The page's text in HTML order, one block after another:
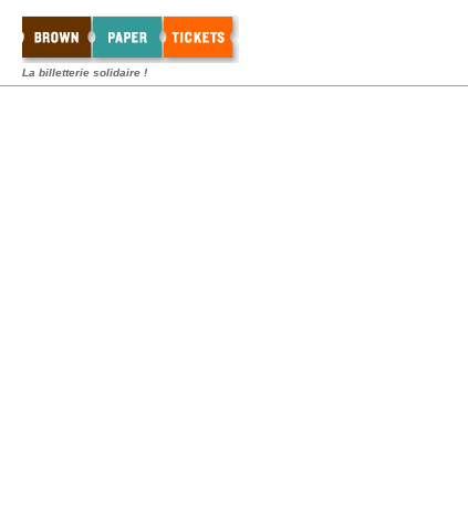
La billetterie solidaire !